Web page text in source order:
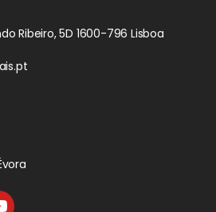
Ribeiro, 5D 1600-796 Lisboa